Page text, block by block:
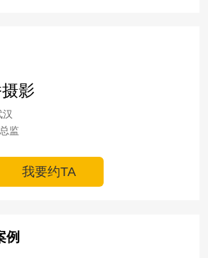
影
监
我要约TA
例